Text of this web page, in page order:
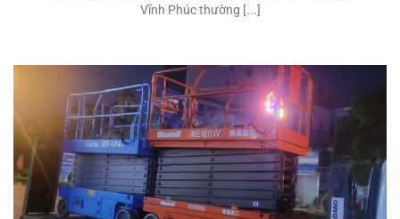
Vĩnh Phúc thường [...]